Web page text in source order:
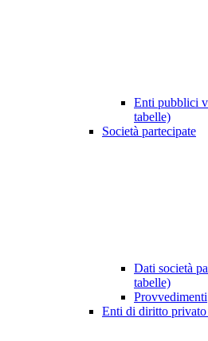
Enti pubblici
tabelle)
Società partecipate
Dati società
tabelle)
Provvedimenti
Enti di diritto